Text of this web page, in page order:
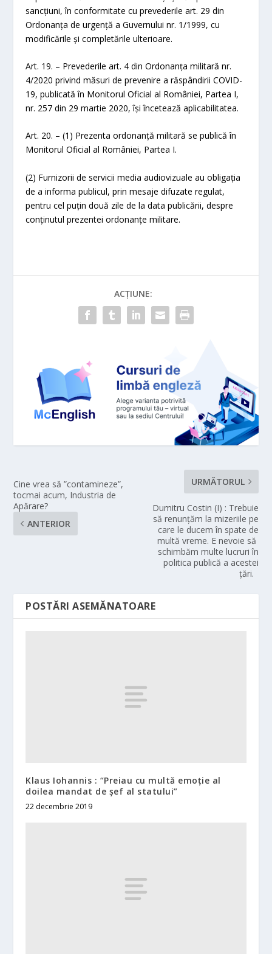
sancțiuni, în conformitate cu prevederile art. 29 din
Ordonanța de urgență a Guvernului nr. 1/1999, cu
modificările şi completările ulterioare.
Art. 19. – Prevederile art. 4 din Ordonanța militară nr.
4/2020 privind măsuri de prevenire a răspândirii COVID-
19, publicată în Monitorul Oficial al României, Partea I,
nr. 257 din 29 martie 2020, își încetează aplicabilitatea.
Art. 20. – (1) Prezenta ordonanță militară se publică în
Monitorul Oficial al României, Partea I.
(2) Furnizorii de servicii media audiovizuale au obligația
de a informa publicul, prin mesaje difuzate regulat,
pentru cel puțin două zile de la data publicării, despre
conținutul prezentei ordonanțe militare.
ACȚIUNE:
Cine vrea să ”contamineze”,
tocmai acum, Industria de
Apărare?
ANTERIOR
URMĂTORUL
Dumitru Costin (I) : Trebuie
să renunțăm la mizeriile pe
care le ducem în spate de
multă vreme. E nevoie să
schimbăm multe lucruri în
politica publică a acestei
țări.
POSTĂRI ASEMĂNATOARE
Klaus Iohannis : “Preiau cu multă emoţie al
doilea mandat de şef al statului”
22 decembrie 2019